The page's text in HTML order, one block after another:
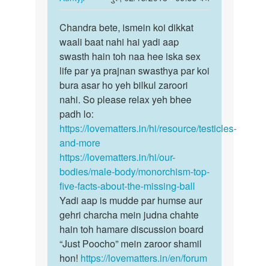
क्या…
by
ajim
reply
to
Mera.aak.aandkosh.nahi.hai…
by
name.chandra.kumar.sahu
Chandra
bete,
ismein
koi…
Chandra bete, ismein koi dikkat
waali baat nahi hai yadi aap
swasth hain toh naa hee iska sex
life par ya prajnan swasthya par koi
bura asar ho yeh bilkul zaroori
nahi. So please relax yeh bhee
padh lo:
https://lovematters.in/hi/resource/testicles-
and-more
https://lovematters.in/hi/our-
bodies/male-body/monorchism-top-
five-facts-about-the-missing-ball
Yadi aap is mudde par humse aur
gehri charcha mein judna chahte
hain toh hamare discussion board
“Just Poocho” mein zaroor shamil
hon! https://lovematters.in/en/forum